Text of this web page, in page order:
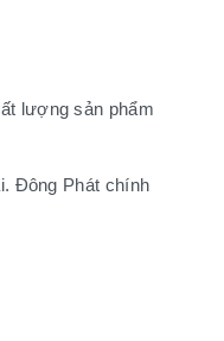
lượng sản phẩm
Đông Phát chính